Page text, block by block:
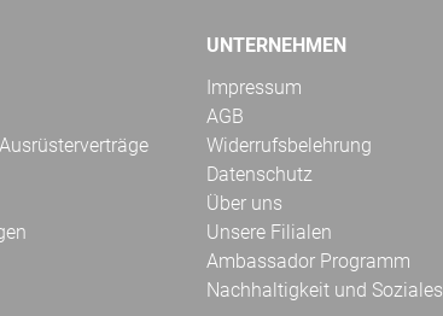
UNTERNEHMEN
Impressum
AGB
Widerrufsbelehrung
Datenschutz
Über uns
Unsere Filialen
Ambassador Programm
Nachhaltigkeit und Soziales